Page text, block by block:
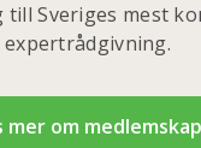
Sveriges mest
expertrådgivning.
mer om medlemskap